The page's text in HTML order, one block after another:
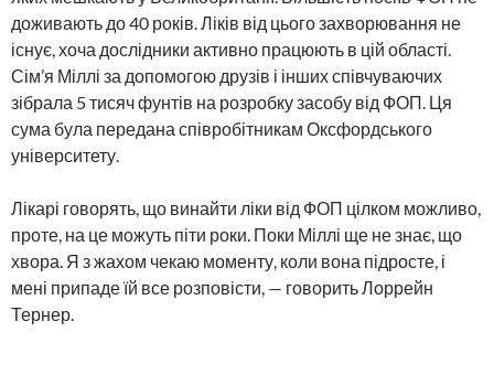
доживають до 40 років. Ліків від цього захворювання не
існує, хоча дослідники активно працюють в цій області.
Сім’я Міллі за допомогою друзів і інших співчуваючих
зібрала 5 тисяч фунтів на розробку засобу від ФОП. Ця
сума була передана співробітникам Оксфордського
університету.
Лікарі говорять, що винайти ліки від ФОП цілком можливо,
проте, на це можуть піти роки. Поки Міллі ще не знає, що
хвора. Я з жахом чекаю моменту, коли вона підросте, і
мені припаде їй все розповісти, — говорить Лоррейн
Тернер.